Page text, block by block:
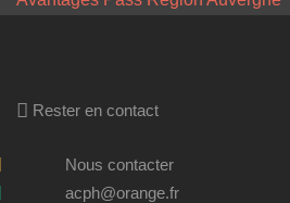
Rester en contact
Nous contacter
acph@orange.fr